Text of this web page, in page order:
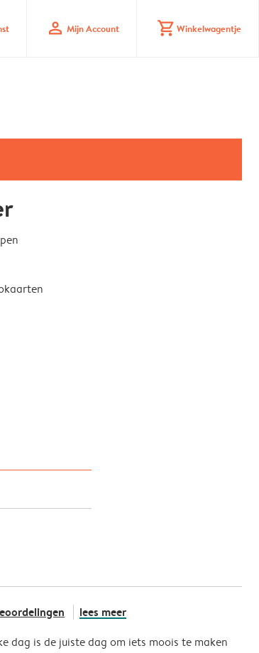
profile Mijn Account shopping_cart Winkelwagentje
lees meer
dag is de juiste dag om iets moois te maken